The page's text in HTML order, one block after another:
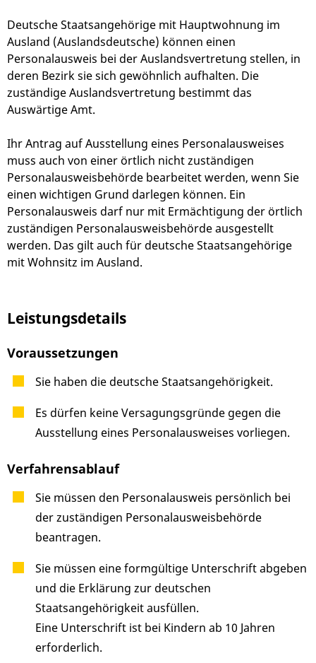
Deutsche Staatsangehörige mit Hauptwohnung im
Ausland (Auslandsdeutsche) können einen
Personalausweis bei der Auslandsvertretung stellen, in
deren Bezirk sie sich gewöhnlich aufhalten. Die
zuständige Auslandsvertretung bestimmt das
Auswärtige Amt.
Ihr Antrag auf Ausstellung eines Personalausweises
muss auch von einer örtlich nicht zuständigen
Personalausweisbehörde bearbeitet werden, wenn Sie
einen wichtigen Grund darlegen können. Ein
Personalausweis darf nur mit Ermächtigung der örtlich
zuständigen Personalausweisbehörde ausgestellt
werden. Das gilt auch für deutsche Staatsangehörige
mit Wohnsitz im Ausland.
Leistungsdetails
Voraussetzungen
Sie haben die deutsche Staatsangehörigkeit.
Es dürfen keine Versagungsgründe gegen die
Ausstellung eines Personalausweises vorliegen.
Verfahrensablauf
Sie müssen den Personalausweis persönlich bei
der zuständigen Personalausweisbehörde
beantragen.
Sie müssen eine formgültige Unterschrift abgeben
und die Erklärung zur deutschen
Staatsangehörigkeit ausfüllen.
Eine Unterschrift ist bei Kindern ab 10 Jahren
erforderlich.